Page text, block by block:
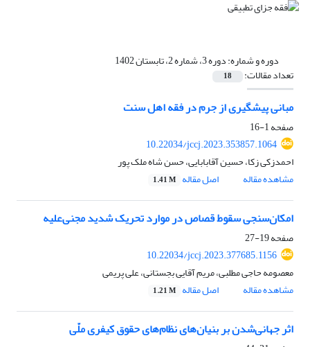
دوره و شماره:دوره 3، شماره 2، تابستان 1402
تعداد مقالات: 18
مبانی پیشگیری از جرم در فقه اهل سنت
صفحه1-16
10.22034/jccj.2023.353857.1064
احمدزکی زکا، حسین آقابابایی، حسن شاه ملک پور
مشاهده مقاله
اصل مقاله 1.41 M
امکان‌سنجی سقوط قصاص در موارد تحریک شدید مجنی‌علیه
صفحه19-27
10.22034/jccj.2023.377685.1156
معصومه حاجی مطلبی، مریم آقایی بجستانی، علی پریمی
مشاهده مقاله
اصل مقاله 1.21 M
اثر جهانی‌شدن بر بنیان‌های نظام‌های حقوق کیفری ملّی